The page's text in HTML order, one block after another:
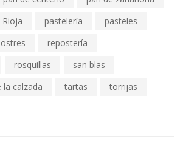
pastelería
pasteles
repostería
rosquillas
san blas
calzada
tartas
torrijas